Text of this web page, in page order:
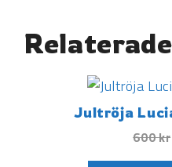
Jultröja
600kr